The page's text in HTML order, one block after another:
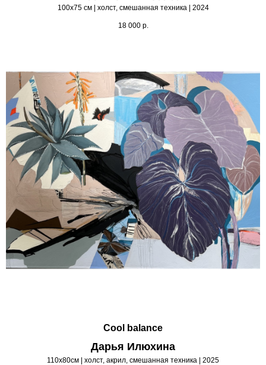
100х75 см | холст, смешанная техника | 2024
18 000 р.
Cool balance
Дарья Илюхина
110х80см | холст, акрил, смешанная техника | 2025